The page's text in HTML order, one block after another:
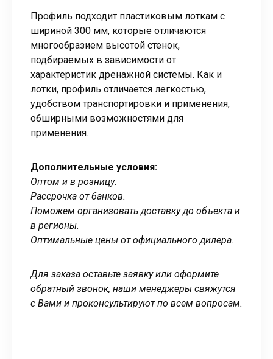
Профиль подходит пластиковым лоткам с
шириной 300 мм, которые отличаются
многообразием высотой стенок,
подбираемых в зависимости от
характеристик дренажной системы. Как и
лотки, профиль отличается легкостью,
удобством транспортировки и применения,
обширными возможностями для
применения.
Дополнительные условия:
Оптом и в розницу.
Рассрочка от банков.
Поможем организовать доставку до объекта и
в регионы.
Оптимальные цены от официального дилера.
Для заказа оставьте заявку или оформите
обратный звонок, наши менеджеры свяжутся
с Вами и проконсультируют по всем вопросам.